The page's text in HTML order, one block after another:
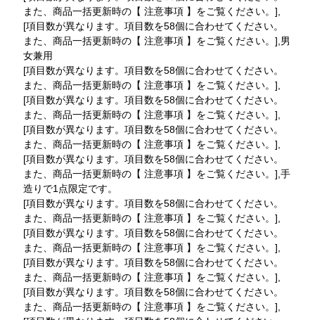
また、商品一括更新時の【 注意事項 】をご覧ください。],
[項目数が異なります。項目数を58個に合わせてください。
また、商品一括更新時の【 注意事項 】をご覧ください。],男
女兼用
[項目数が異なります。項目数を58個に合わせてください。
また、商品一括更新時の【 注意事項 】をご覧ください。],
[項目数が異なります。項目数を58個に合わせてください。
また、商品一括更新時の【 注意事項 】をご覧ください。],
[項目数が異なります。項目数を58個に合わせてください。
また、商品一括更新時の【 注意事項 】をご覧ください。],
[項目数が異なります。項目数を58個に合わせてください。
また、商品一括更新時の【 注意事項 】をご覧ください。],手
造りで1点限定です。
[項目数が異なります。項目数を58個に合わせてください。
また、商品一括更新時の【 注意事項 】をご覧ください。],
[項目数が異なります。項目数を58個に合わせてください。
また、商品一括更新時の【 注意事項 】をご覧ください。],
[項目数が異なります。項目数を58個に合わせてください。
また、商品一括更新時の【 注意事項 】をご覧ください。],
[項目数が異なります。項目数を58個に合わせてください。
また、商品一括更新時の【 注意事項 】をご覧ください。],